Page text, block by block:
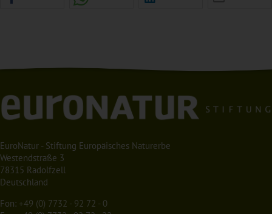
EuroNatur - Stiftung Europäisches Naturerbe
Westendstraße 3
78315 Radolfzell
Deutschland
Fon: +49 (0) 7732 - 92 72 - 0